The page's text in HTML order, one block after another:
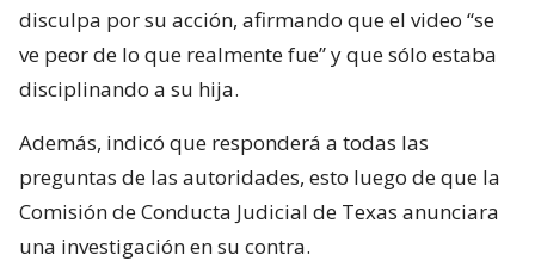
disculpa por su acción, afirmando que el video “se
ve peor de lo que realmente fue” y que sólo estaba
disciplinando a su hija.
Además, indicó que responderá a todas las
preguntas de las autoridades, esto luego de que la
Comisión de Conducta Judicial de Texas anunciara
una investigación en su contra.